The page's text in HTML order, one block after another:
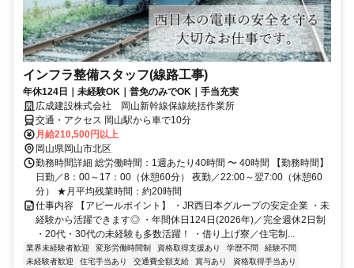
インフラ整備スタッフ(線路工事)
年休124日｜未経験OK｜普免のみでOK｜手当充実
広成建設株式会社 岡山新幹線保線統括作業所
交通・アクセス 岡山駅から車で10分
月給210,500円以上
岡山県岡山市北区
勤務時間詳細 総労働時間：1週あたり40時間 〜 40時間 【勤務時間】
日勤／8：00～17：00（休憩60分） 夜勤／22:00～翌7:00（休憩60
分） ★月平均残業時間：約20時間
仕事内容 【アピールポイント】 ・JR西日本グループの安定企業 ・未
経験から活躍できます◎ ・年間休日124日(2026年)／完全週休2日制
・20代・30代の未経験も多数活躍！ ・借り上げ寮／住宅制...
業界未経験者歓迎 変形労働時間制 資格取得支援あり 学歴不問
経験不問
未経験者歓迎
住宅手当あり 交通費全額支給 賞与あり 資格取得手当あり